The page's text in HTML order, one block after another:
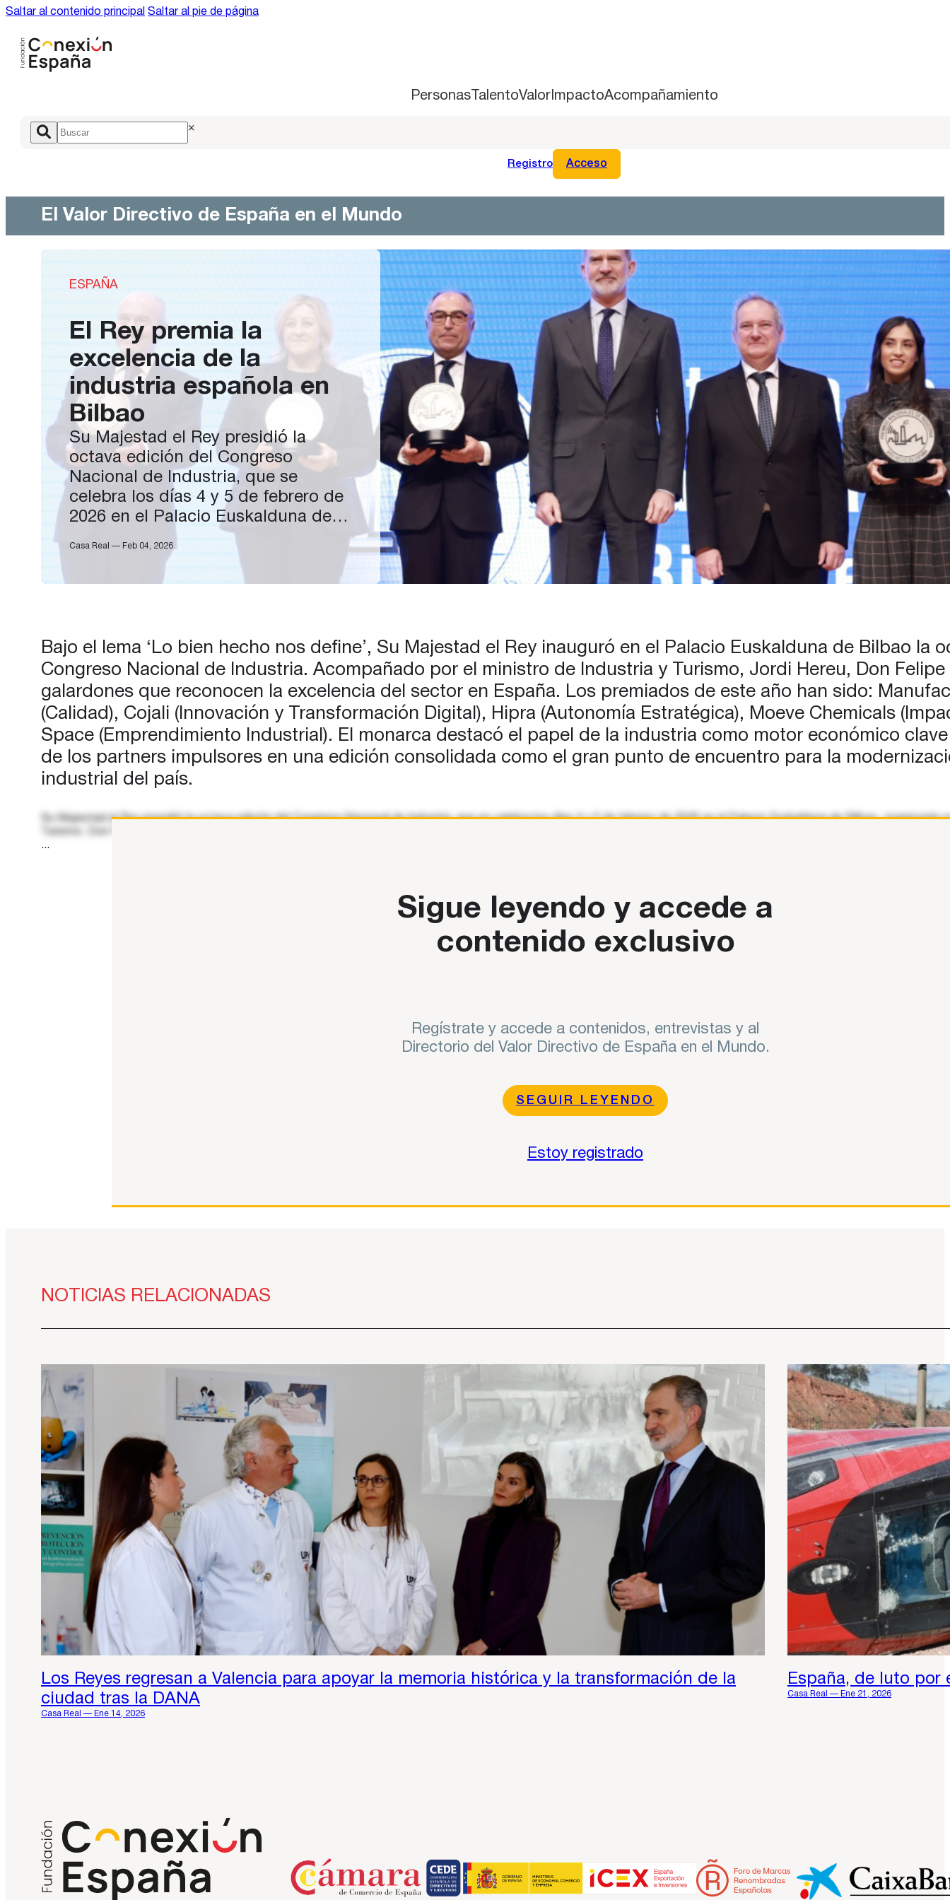
Saltar al contenido principal Saltar al pie de página
PersonasTalentoValorImpactoAcompañamiento
×
Registro Acceso
El Valor Directivo de España en el Mundo
ESPAÑA
El Rey premia la
excelencia de la
industria española en
Bilbao
Su Majestad el Rey presidió la
octava edición del Congreso
Nacional de Industria, que se
celebra los días 4 y 5 de febrero de
2026 en el Palacio Euskalduna de
Bilbao, organizado por el Ministerio
de Industria y Turismo. Don Felipe
fue recibido a su llegada por el
Casa Real — Feb 04, 2026
Bajo el lema ‘Lo bien hecho nos define’, Su Majestad el Rey inauguró en el Palacio Euskalduna de Bilbao la
Congreso Nacional de Industria. Acompañado por el ministro de Industria y Turismo, Jordi Hereu, Don
galardones que reconocen la excelencia del sector en España. Los premiados de este año han sido:
(Calidad), Cojali (Innovación y Transformación Digital), Hipra (Autonomía Estratégica), Moeve Chemicals
Space (Emprendimiento Industrial). El monarca destacó el papel de la industria como motor económico
de los partners impulsores en una edición consolidada como el gran punto de encuentro para la
industrial del país.
Su Majestad el Rey presidió la octava edición del Congreso Nacional de Industria, que se celebra los días 4 y 5 de febrero de 2026 en el Palacio Euskalduna de Bilbao, organizado
...
Sigue leyendo y accede a
contenido exclusivo
Regístrate y accede a contenidos, entrevistas y al
Directorio del Valor Directivo de España en el Mundo.
SEGUIR LEYENDO
Estoy registrado
NOTICIAS RELACIONADAS
Los Reyes regresan a Valencia para apoyar la memoria histórica y la transformación de la
ciudad tras la DANA
Casa Real — Ene 14, 2026
España, de luto por
Casa Real — Ene 21, 2026